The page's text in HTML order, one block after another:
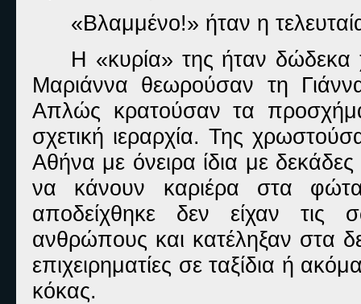
«Βλαμμένο!» ήταν η
Η «κυρία» της ήταν δώδεκα
Μαριάννα θεωρούσαν τη
Απλώς κρατούσαν τα
σχετική ιεραρχία. Της
Αθήνα με όνειρα ίδια με
να κάνουν καριέρα στα
αποδείχθηκε δεν είχαν τις
ανθρώπους και κατέληξαν στα
επιχειρηματίες σε ταξίδια ή
κόκας.